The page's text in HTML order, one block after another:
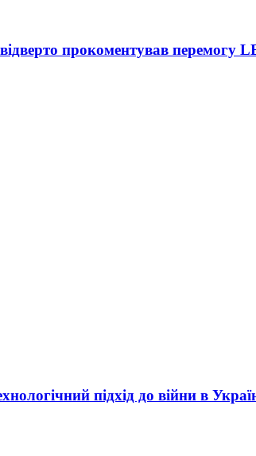
прокоментував перемогу
підхід до війни в